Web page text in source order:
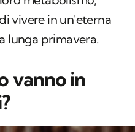
vivere in un'eterna
lunga primavera.
vanno in